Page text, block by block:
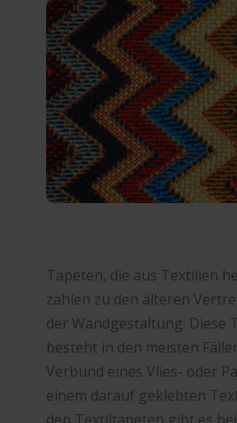
Tapeten, die aus Textilien
zählen zu den älteren
der Wandgestaltung. Diese
besteht in den meisten
Verbund eines Vlies- oder
einem darauf geklebten